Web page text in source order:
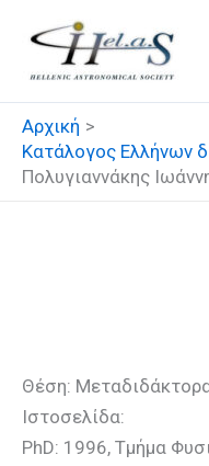
στο
περιεχόμενο
Αρχική
Κατάλογος Ελλήνων
Πολυγιαννάκης
Θέση:
Ιστοσελίδα:
PhD: 1996, Τμήμα